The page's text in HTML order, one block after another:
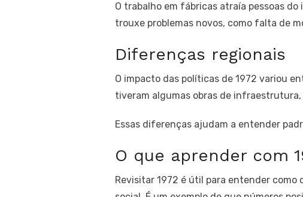
O trabalho em fábricas atraía pessoas
trouxe problemas novos, como falta de
Diferenças regionais
O impacto das políticas de 1972 variou
tiveram algumas obras de
Essas diferenças ajudam a entender
O que aprender com
Revisitar 1972 é útil para entender